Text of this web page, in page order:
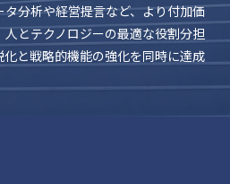
分析や経営提言など、より付加価
とテクノロジーの最適な役割分担
と戦略的機能の強化を同時に達成